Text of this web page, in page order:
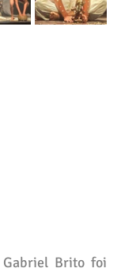
Brito foi